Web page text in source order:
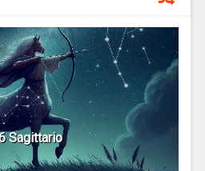
Sagittario